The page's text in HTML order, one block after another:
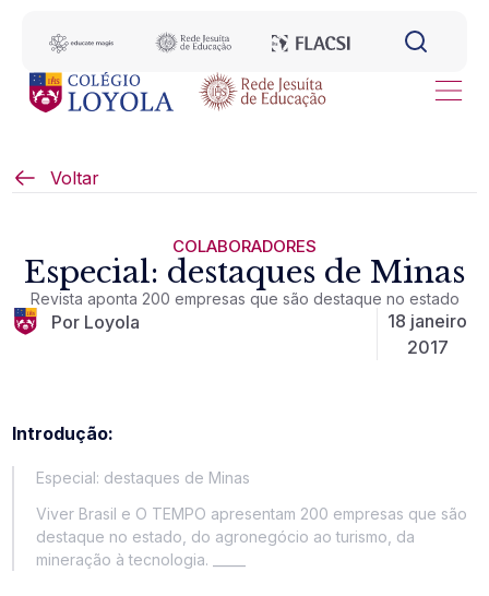
Voltar
COLABORADORES
Especial: destaques de Minas
Revista aponta 200 empresas que são destaque no estado
Por Loyola
18 janeiro
2017
Introdução:
Especial: destaques de Minas
Viver Brasil e O TEMPO apresentam 200 empresas que são
destaque no estado, do agronegócio ao turismo, da
mineração à tecnologia. _____